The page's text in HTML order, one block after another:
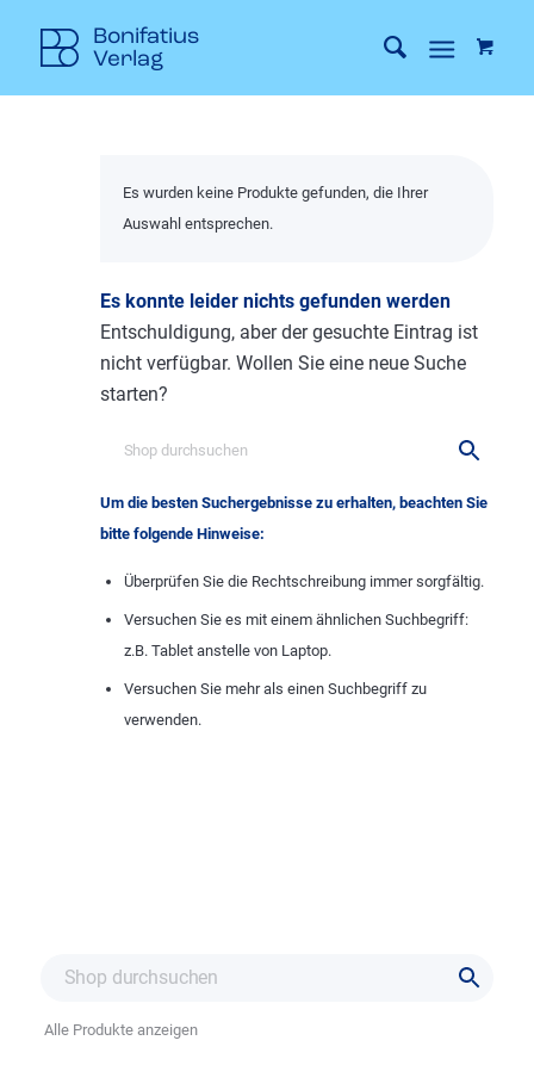
Es wurden keine Produkte gefunden, die Ihrer
Auswahl entsprechen.
Es konnte leider nichts gefunden werden
Entschuldigung, aber der gesuchte Eintrag ist
nicht verfügbar. Wollen Sie eine neue Suche
starten?
Um die besten Suchergebnisse zu erhalten, beachten Sie
bitte folgende Hinweise:
Überprüfen Sie die Rechtschreibung immer sorgfältig.
Versuchen Sie es mit einem ähnlichen Suchbegriff:
z.B. Tablet anstelle von Laptop.
Versuchen Sie mehr als einen Suchbegriff zu
verwenden.
Alle Produkte anzeigen